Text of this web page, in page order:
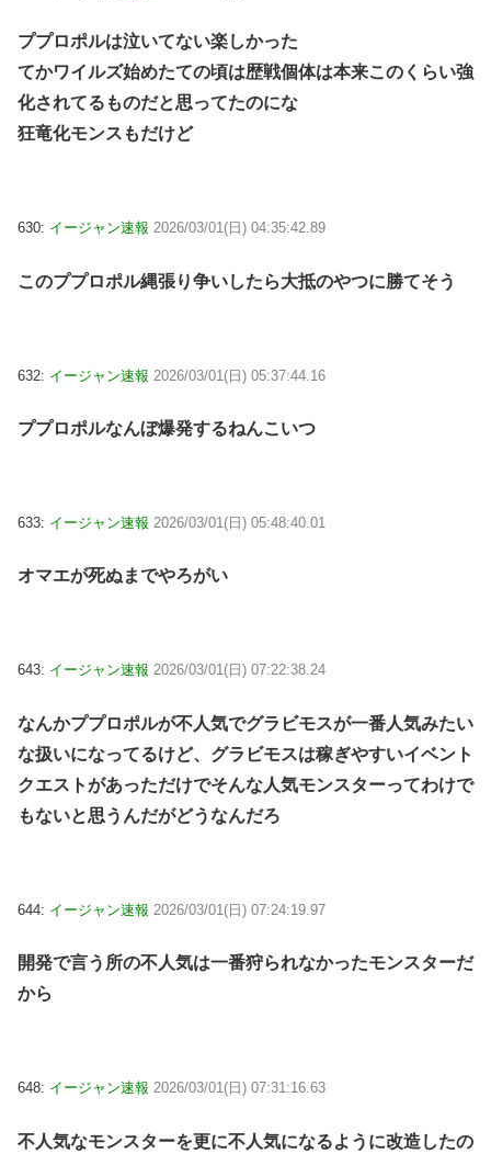
ププロポルは泣いてない楽しかった
てかワイルズ始めたての頃は歴戦個体は本来このくらい強
化されてるものだと思ってたのにな
狂竜化モンスもだけど
630: イージャン速報 2026/03/01(日) 04:35:42.89
このププロポル縄張り争いしたら大抵のやつに勝てそう
632: イージャン速報 2026/03/01(日) 05:37:44.16
ププロポルなんぼ爆発するねんこいつ
633: イージャン速報 2026/03/01(日) 05:48:40.01
オマエが死ぬまでやろがい
643: イージャン速報 2026/03/01(日) 07:22:38.24
なんかププロポルが不人気でグラビモスが一番人気みたい
な扱いになってるけど、グラビモスは稼ぎやすいイベント
クエストがあっただけでそんな人気モンスターってわけで
もないと思うんだがどうなんだろ
644: イージャン速報 2026/03/01(日) 07:24:19.97
開発で言う所の不人気は一番狩られなかったモンスターだ
から
648: イージャン速報 2026/03/01(日) 07:31:16.63
不人気なモンスターを更に不人気になるように改造したの